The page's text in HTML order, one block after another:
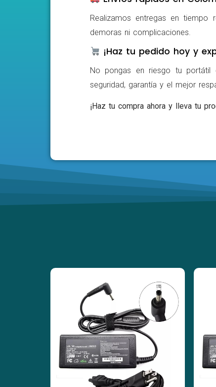
Realizamos entregas en
demoras ni complicaciones.
¡Haz tu pedido hoy y
No pongas en riesgo tu portátil
seguridad, garantía y el mejor
¡Haz tu compra ahora y lleva tu